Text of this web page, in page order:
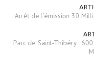
Arrêt de l’émission 30
Parc de Saint-Thibéry :